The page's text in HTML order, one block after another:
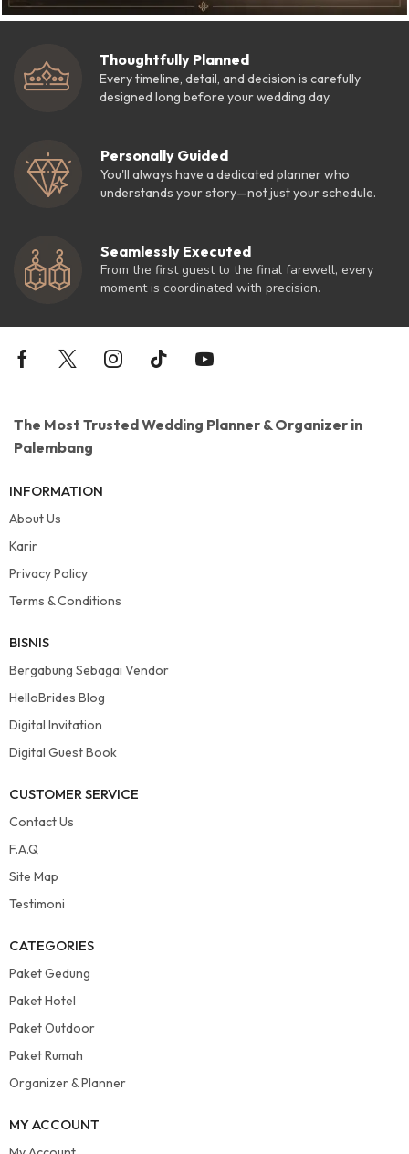
Thoughtfully Planned
Every timeline, detail, and decision is carefully
designed long before your wedding day.
Personally Guided
You'll always have a dedicated planner who
understands your story—not just your schedule.
Seamlessly Executed
From the first guest to the final farewell, every
moment is coordinated with precision.
The Most Trusted Wedding Planner & Organizer in
Palembang
INFORMATION
About Us
Karir
Privacy Policy
Terms & Conditions
BISNIS
Bergabung Sebagai Vendor
HelloBrides Blog
Digital Invitation
Digital Guest Book
CUSTOMER SERVICE
Contact Us
F.A.Q
Site Map
Testimoni
CATEGORIES
Paket Gedung
Paket Hotel
Paket Outdoor
Paket Rumah
Organizer & Planner
MY ACCOUNT